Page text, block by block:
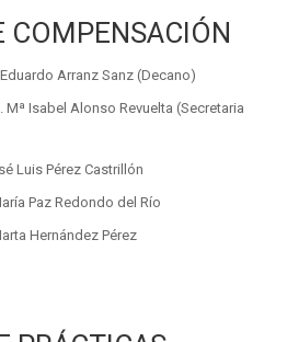
COMPENSACIÓN
Arranz Sanz (Decano)
Mª Isabel Alonso Revuelta (Secretaria
Luis Pérez Castrillón
Paz Redondo del Río
Hernández Pérez